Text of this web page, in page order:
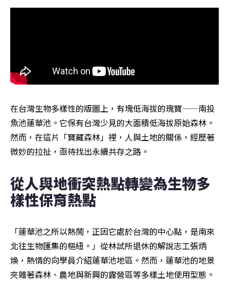
在台灣生物多樣性的版圖上，有塊低海拔的瑰寶——南投
魚池蓮華池。它保有台灣少見的大面積低海拔原始森林。
然而，在這片「寶藏森林」裡，人與土地的關係，經歷著
微妙的拉扯，亟待找出永續共存之路。
從人與地衝突熱點轉變為生物多
樣性保育熱點
「蓮華池之所以熱鬧，正因它處於台灣的中心點，是南來
北往生物匯集的樞紐。」從林試所退休的解說志工張炳
煥，熱情的向學員介紹蓮華池地區。然而，蓮華池的地景
夾雜著森林、農地與新興的露營區等多樣土地使用型態。